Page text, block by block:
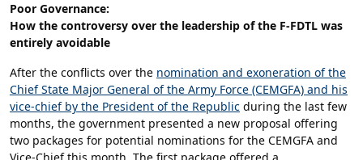
Poor Governance:
How the controversy over the leadership of the F-FDTL was
entirely avoidable
After the conflicts over the nomination and exoneration of the
Chief State Major General of the Army Force (CEMGFA) and his
vice-chief by the President of the Republic during the last few
months, the government presented a new proposal offering
two packages for potential nominations for the CEMGFA and